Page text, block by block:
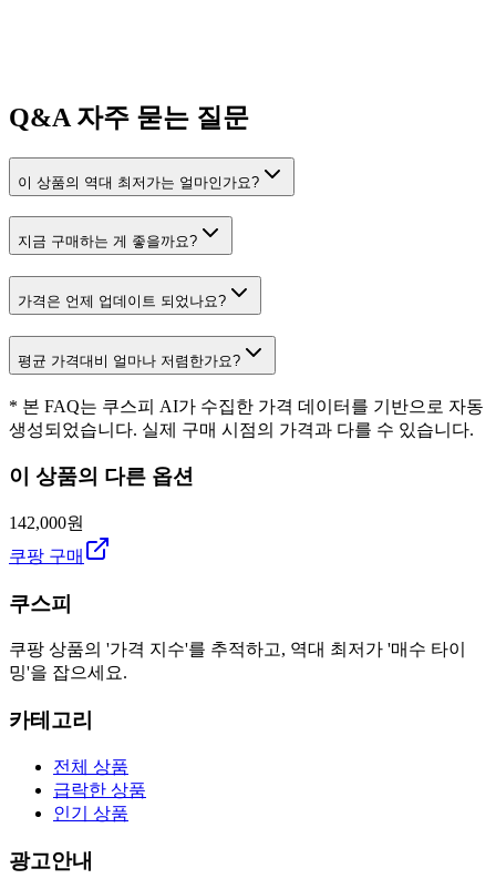
Q&A 자주 묻는 질문
이 상품의 역대 최저가는 얼마인가요?
지금 구매하는 게 좋을까요?
가격은 언제 업데이트 되었나요?
평균 가격대비 얼마나 저렴한가요?
* 본 FAQ는 쿠스피 AI가 수집한 가격 데이터를 기반으로 자동
생성되었습니다. 실제 구매 시점의 가격과 다를 수 있습니다.
이 상품의 다른 옵션
142,000원
쿠팡 구매
쿠스피
쿠팡 상품의 '가격 지수'를 추적하고, 역대 최저가 '매수 타이
밍'을 잡으세요.
카테고리
전체 상품
급락한 상품
인기 상품
광고안내